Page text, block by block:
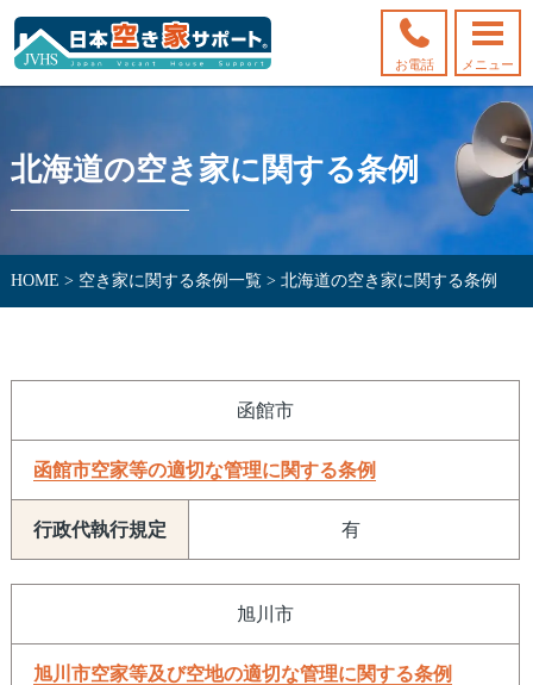
メニュー
お電話
北海道の空き家に関する条例
HOME > 空き家に関する条例一覧> 北海道の空き家に関する条例
函館市
函館市空家等の適切な管理に関する条例
有
旭川市
旭川市空家等及び空地の適切な管理に関する条例